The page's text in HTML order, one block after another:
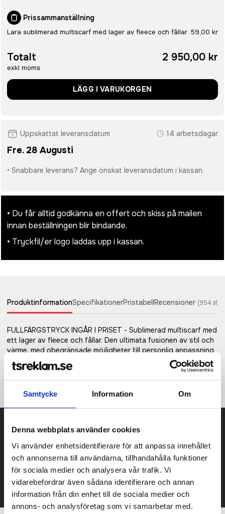
Samtycke Information Om
Denna webbplats använder cookies
Vi använder enhetsidentifierare för att anpassa innehållet
och annonserna till användarna, tillhandahålla funktioner
för sociala medier och analysera vår trafik. Vi
vidarebefordrar även sådana identifierare och annan
information från din enhet till de sociala medier och
annons- och analysföretag som vi samarbetar med.
Prissammanställning
Lara sublimerad multiscarf med lager av fleece och fållar 59,00 kr
Totalt
exkl moms
2 950,00 kr
LÄGG I VARUKORGEN
Uppskattat leveransdatum 14 arbetsdagar
Fre. 28 Augusti
• Snabbare leverans? Ange önskat leveransdatum i kassan.
• Du får alltid godkänna en offert och skiss på mailen
innan beställningen blir bindande.
• Tryckfil/er logo laddas upp i kassan.
ProduktinformationSpecifikationerPristabellRecensioner (954 st)
FULLFÄRGSTRYCK INGÅR I PRISET - Sublimerad multiscarf med
ett lager av fleece och fållar. Den ultimata fusionen av stil och
värme, med obegränsade möjligheter till personlig anpassning
och livfulla mönster. Bär den som en halsduk, pannband eller
ansiktsskydd – valet är ditt! Med fleecens extra värme är
halsduken perfekt för utomhusäventyr, sport eller kalla dagar.
Prisuppgift på mailen?
Kontakta oss här för att få förslag på produkt och pris över
mailen.
Det går också utmärkt att bara ställa frågor!
KONTAKTA OSS